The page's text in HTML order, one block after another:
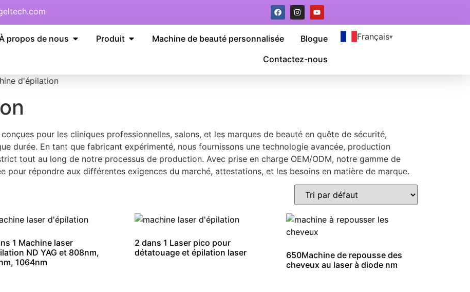
propos de nous Produit Machine de beauté personnalisée
Blogue
Contactez-nous
Français
d'épilation
pour les cliniques professionnelles, salons, et les marques de beauté en quête de sécurité,
durée. En tant que fabricant expérimenté, nous fournissons une technologie avancée, production
tout au long de notre processus de production. Avec prise en charge OEM/ODM, notre gamme de
pour répondre aux différentes exigences du marché, attestations, et les besoins en matière de marque.
1 Machine laser
ND YAG et 808nm,
1064nm
2 dans 1 Laser pico pour
détatouage et épilation laser
650Machine de repousse des
cheveux au laser à diode nm